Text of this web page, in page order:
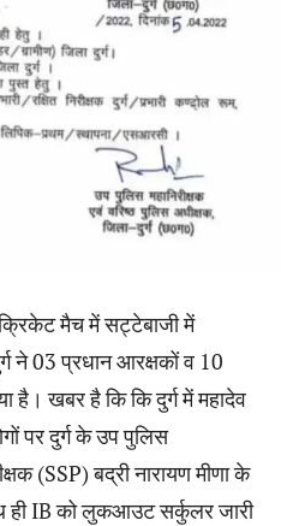
मैच में सट्टेबाजी में
ने 03 प्रधान आरक्षकों व 10
है। खबर है कि कि दुर्ग में महादेव
पर दुर्ग के उप पुलिस
(SSP) बद्री नारायण मीणा के
ही IB को लुकआउट सर्कुलर जारी